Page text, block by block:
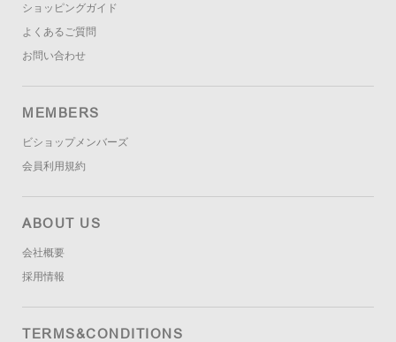
ショッピングガイド
よくあるご質問
お問い合わせ
MEMBERS
ビショップメンバーズ
会員利用規約
ABOUT US
会社概要
採用情報
TERMS&CONDITIONS